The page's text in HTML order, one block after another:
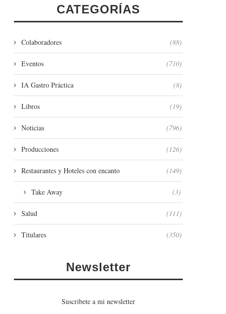
CATEGORÍAS
Colaboradores (88)
Eventos (710)
IA Gastro Práctica (8)
Libros (19)
Noticias (796)
Producciones (126)
Restaurantes y Hoteles con encanto (149)
Take Away (3)
Salud (111)
Titulares (350)
Newsletter
Suscribete a mi newsletter